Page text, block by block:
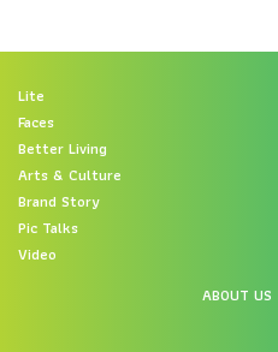
Lite
Faces
Better Living
Arts & Culture
Brand Story
Pic Talks
Video
ABOUT US